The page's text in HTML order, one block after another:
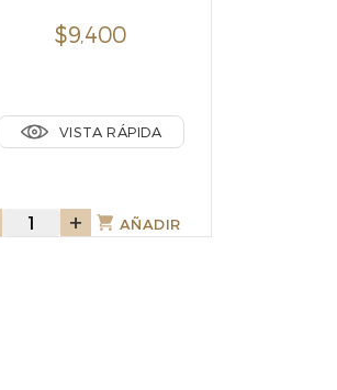
$9,400
Gomas
Goldbears
+ AÑADIR
VISTA RÁPIDA